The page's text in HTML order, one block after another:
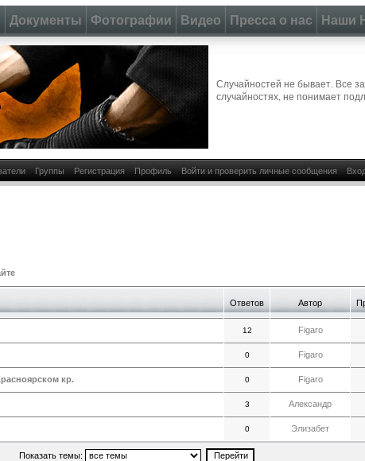
Документы Фотографии Видео Пресса о нас Наши
Случайностей не бывает. Все
случайностях, не понимает
Группы Регистрация Профиль Войти и проверить личные сообщения
Ответов Автор
12 Figaro
0 Figaro
кр. 0 Figaro
3 Александр
0 Элизабет
Показать темы: